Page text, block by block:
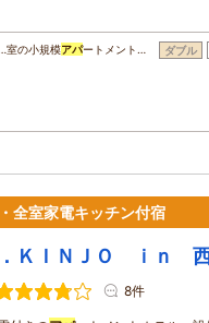
…室の小規模アパートメント… ダブル
全室家電キッチン付宿
ＫＩＮＪＯ ｉｎ
8件